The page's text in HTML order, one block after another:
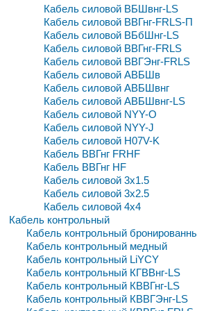
Кабель силовой ВБШвнг-LS
Кабель силовой ВВГнг-FRLS-П
Кабель силовой ВБбШнг-LS
Кабель силовой ВВГнг-FRLS
Кабель силовой ВВГЭнг-FRLS
Кабель силовой АВБШв
Кабель силовой АВБШвнг
Кабель силовой АВБШвнг-LS
Кабель силовой NYY-O
Кабель силовой NYY-J
Кабель силовой H07V-K
Кабель ВВГнг FRHF
Кабель ВВГнг HF
Кабель силовой 3x1.5
Кабель силовой 3x2.5
Кабель силовой 4x4
Кабель контрольный
Кабель контрольный
Кабель контрольный медный
Кабель контрольный LiYCY
Кабель контрольный КГВВнг-LS
Кабель контрольный КВВГнг-LS
Кабель контрольный КВВГЭнг-LS